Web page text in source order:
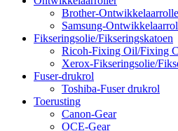
Brother-
Samsung-
Fikseringsolie/Fikseringskatoen
Ricoh-Fixing Oil/Fixing
Xerox-Fikseringsolie/
Fuser-drukrol
Toshiba-Fuser drukrol
Toerusting
Canon-Gear
OCE-Gear